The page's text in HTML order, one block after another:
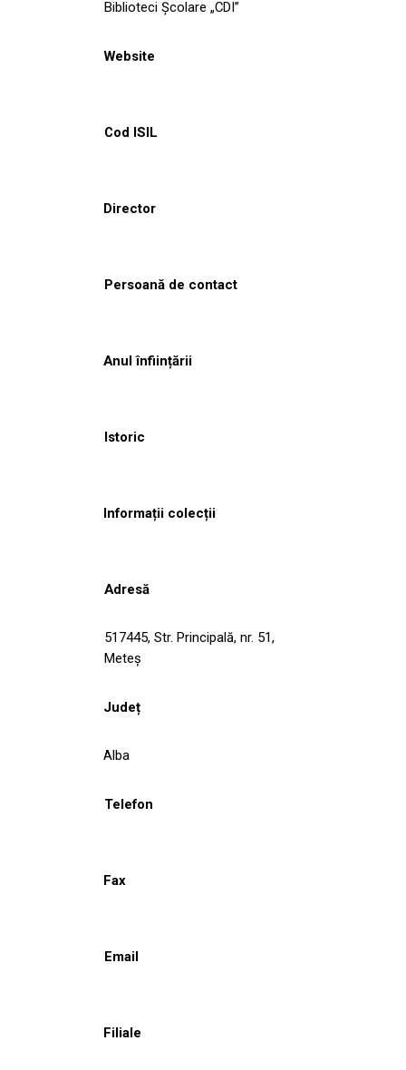
Biblioteci Școlare „CDI”
Website
Cod ISIL
Director
Persoană de contact
Anul înființării
Istoric
Informații colecții
Adresă
517445, Str. Principală, nr. 51,
Meteş
Județ
Alba
Telefon
Fax
Email
Filiale